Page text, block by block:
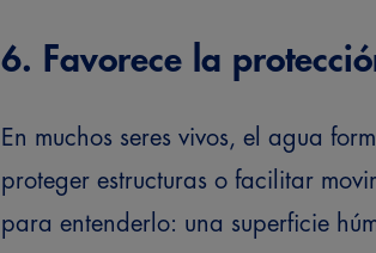
6. Favorece la
En muchos seres vivos, el agua
proteger estructuras o facilitar
para entenderlo: una superficie